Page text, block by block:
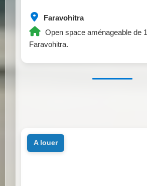
Faravohitra
Open space aménageable de
Faravohitra.
a louer